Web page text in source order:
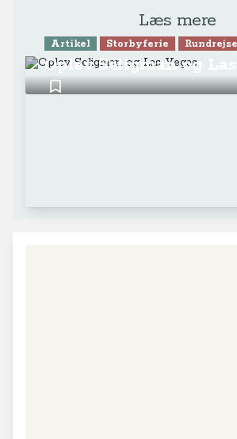
Læs mere
Artikel Storbyferie
Oplev Seligman og Las